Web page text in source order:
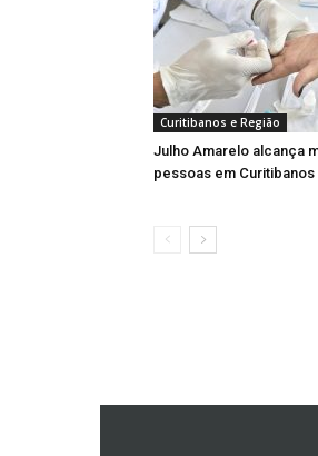
Curitibanos e Região
Julho Amarelo alcança
pessoas em Curitibanos